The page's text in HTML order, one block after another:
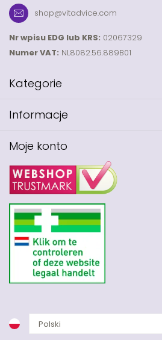
shop@vitadvice.com
Nr wpisu EDG lub KRS: 02067329
Numer VAT: NL8082.56.889B01
Kategorie
Informacje
Moje konto